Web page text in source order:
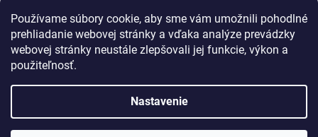
Používame súbory cookie, aby sme vám umožnili pohodlné
prehliadanie webovej stránky a vďaka analýze prevádzky
webovej stránky neustále zlepšovali jej funkcie, výkon a
použiteľnosť.
Nastavenie
Vytvoril Shoptet